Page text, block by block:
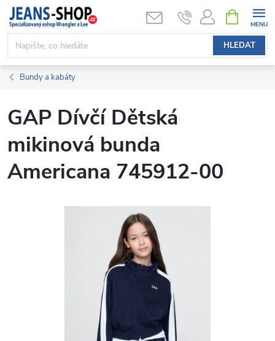
Přejít
obsah
HLEDAT
NÁKUPNÍ
KOŠÍK
Bundy a kabáty
GAP Dívčí Dětská
mikinová bunda
Americana 745912-00